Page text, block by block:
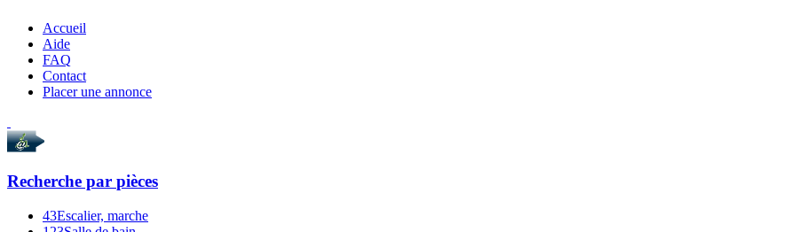
Accueil
Aide
FAQ
Contact
Placer une annonce
Recherche par pièces
43Escalier, marche